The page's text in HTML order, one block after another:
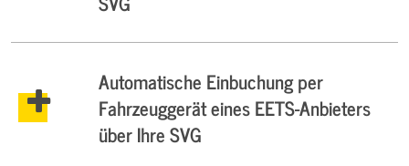
Automatische Einbuchung per
Fahrzeuggerät eines EETS-Anbieters
über Ihre SVG